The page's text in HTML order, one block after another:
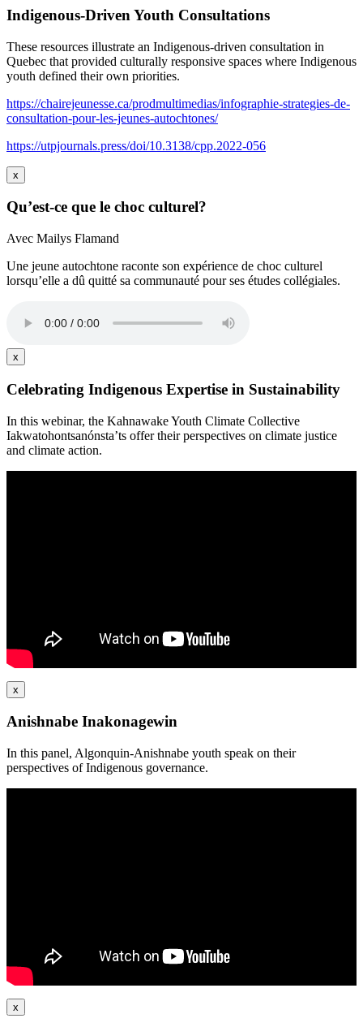
Indigenous-Driven Youth Consultations
These resources illustrate an Indigenous-driven consultation in
Quebec that provided culturally responsive spaces where Indigenous
youth defined their own priorities.
https://chairejeunesse.ca/prodmultimedias/infographie-strategies-de-
consultation-pour-les-jeunes-autochtones/
https://utpjournals.press/doi/10.3138/cpp.2022-056
x
Qu’est-ce que le choc culturel?
Avec Mailys Flamand
Une jeune autochtone raconte son expérience de choc culturel
lorsqu’elle a dû quitté sa communauté pour ses études collégiales.
x
Celebrating Indigenous Expertise in Sustainability
In this webinar, the Kahnawake Youth Climate Collective
Iakwatohontsanónsta’ts offer their perspectives on climate justice
and climate action.
x
Anishnabe Inakonagewin
In this panel, Algonquin-Anishnabe youth speak on their
perspectives of Indigenous governance.
x